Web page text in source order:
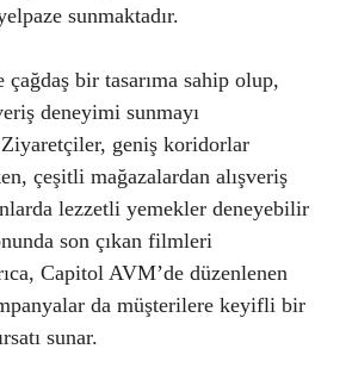
sunmaktadır.
bir tasarıma sahip olup,
deneyimi sunmayı
Ziyaretçiler, geniş koridorlar
çeşitli mağazalardan alışveriş
lezzetli yemekler deneyebilir
son çıkan filmleri
Capitol AVM’de düzenlenen
da müşterilere keyifli bir
sunar.